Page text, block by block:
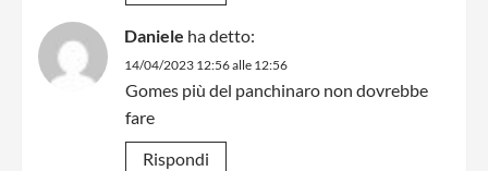
Daniele ha detto:
14/04/2023 12:56 alle 12:56
Gomes più del panchinaro non dovrebbe
fare
Rispondi